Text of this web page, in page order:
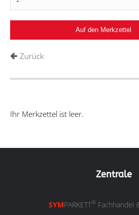
Zurück
Ihr Merkzettel ist leer.
Zentrale
SYMPARKETT®Fachhandel